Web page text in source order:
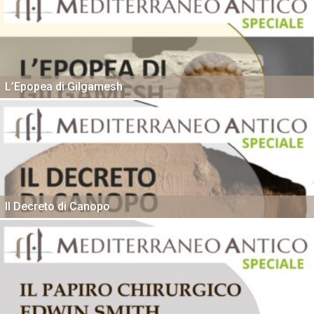
L’Epopea di Gilgamesh
Il Decreto di Canopo